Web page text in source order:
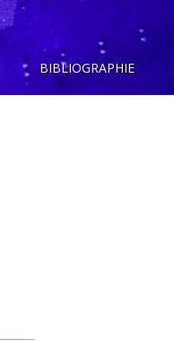
BIBLIOGRAPHIE